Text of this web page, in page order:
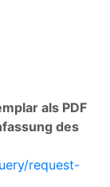
als PDF
des
request-